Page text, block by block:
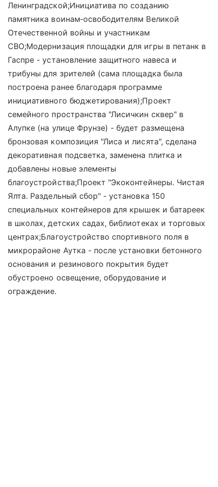
Ленинградской;Инициатива по созданию
памятника воинам‑освободителям Великой
Отечественной войны и участникам
СВО;Модернизация площадки для игры в петанк в
Гаспре - установление защитного навеса и
трибуны для зрителей (сама площадка была
построена ранее благодаря программе
инициативного бюджетирования);Проект
семейного пространства "Лисичкин сквер" в
Алупке (на улице Фрунзе) - будет размещена
бронзовая композиция "Лиса и лисята", сделана
декоративная подсветка, заменена плитка и
добавлены новые элементы
благоустройства;Проект "Экоконтейнеры. Чистая
Ялта. Раздельный сбор" - установка 150
специальных контейнеров для крышек и батареек
в школах, детских садах, библиотеках и торговых
центрах;Благоустройство спортивного поля в
микрорайоне Аутка - после установки бетонного
основания и резинового покрытия будет
обустроено освещение, оборудование и
ограждение.